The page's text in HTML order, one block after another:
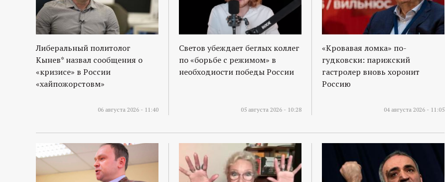
Либеральный политолог
Кынев* назвал сообщения о
«кризисе» в России
«хайпожорстовм»
06 августа 2026 - 11:40
Светов убеждает беглых коллег
по «борьбе с режимом» в
необходиости победы России
05 августа 2026 - 10:28
«Кровавая ломка» по-
гудковски: парижский
гастролер вновь хоронит
Россию
04 августа 2026 - 11:05